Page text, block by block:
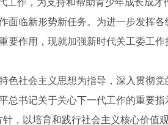
工作，为支持和帮助青少年成长成
临新形势新任务。为进一步发挥各
要作用，现就加强新时代关工委工作
社会主义思想为指导，深入贯彻党
总书记关于关心下一代工作的重要
，以培育和践行社会主义核心价值